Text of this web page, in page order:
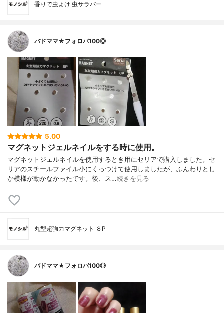
香りで虫よけ 虫サラバー
バドママ★フォロバ100◎
5.00
マグネットジェルネイルをする時に使用。
マグネットジェルネイルを使用するとき用にセリアで購入しました。セ
リアのスチールファイル小にくっつけて使用しましたが、ふんわりとし
か模様が動かなかったです。後、ス…続きを見る
丸型超強力マグネット ８P
バドママ★フォロバ100◎